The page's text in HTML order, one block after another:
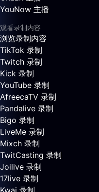
YouNow 主播
观看录制内容
浏览录制内容
TikTok 录制
Twitch 录制
Kick 录制
YouTube 录制
AfreecaTV 录制
Pandalive 录制
Bigo 录制
LiveMe 录制
Mixch 录制
TwitCasting 录制
Joilive 录制
17live 录制